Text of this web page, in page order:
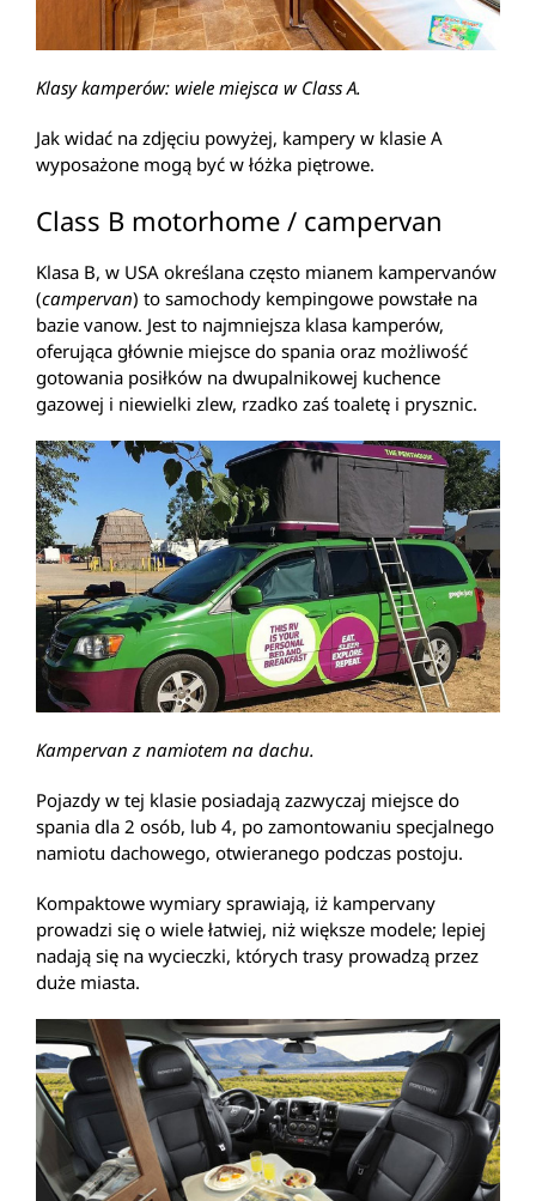
Klasy kamperów: wiele miejsca w Class A.
Jak widać na zdjęciu powyżej, kampery w klasie A
wyposażone mogą być w łóżka piętrowe.
Class B motorhome / campervan
Klasa B, w USA określana często mianem kampervanów
(campervan) to samochody kempingowe powstałe na
bazie vanow. Jest to najmniejsza klasa kamperów,
oferująca głównie miejsce do spania oraz możliwość
gotowania posiłków na dwupalnikowej kuchence
gazowej i niewielki zlew, rzadko zaś toaletę i prysznic.
Kampervan z namiotem na dachu.
Pojazdy w tej klasie posiadają zazwyczaj miejsce do
spania dla 2 osób, lub 4, po zamontowaniu specjalnego
namiotu dachowego, otwieranego podczas postoju.
Kompaktowe wymiary sprawiają, iż kampervany
prowadzi się o wiele łatwiej, niż większe modele; lepiej
nadają się na wycieczki, których trasy prowadzą przez
duże miasta.